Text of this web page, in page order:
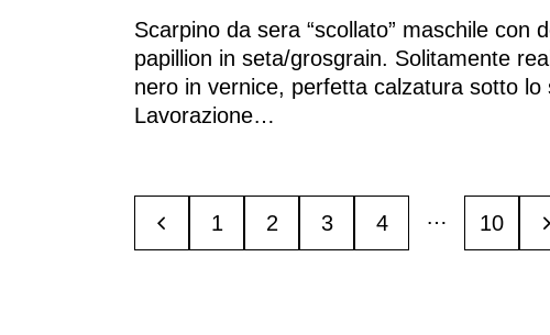
Scarpino da sera “scollato” maschile con
papillion in seta/grosgrain. Solitamente
nero in vernice, perfetta calzatura sotto lo
Lavorazione…
1 2 3 4 … 10
>